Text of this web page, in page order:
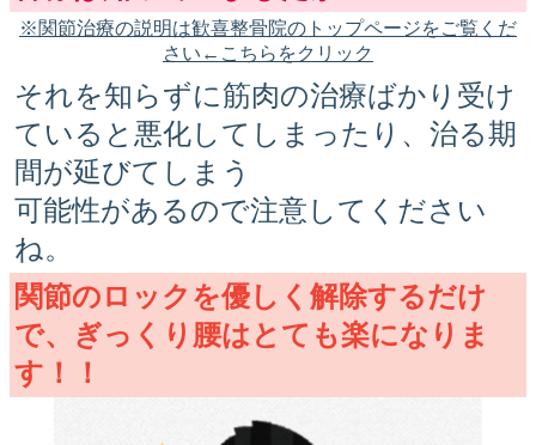
※関節治療の説明は歓喜整骨院のトップページをご覧くだ
さい←こちらをクリック
それを知らずに筋肉の治療ばかり受け
ていると悪化してしまったり、治る期
間が延びてしまう
可能性があるので注意してください
ね。
関節のロックを優しく解除するだけ
で、ぎっくり腰はとても楽になりま
す！！